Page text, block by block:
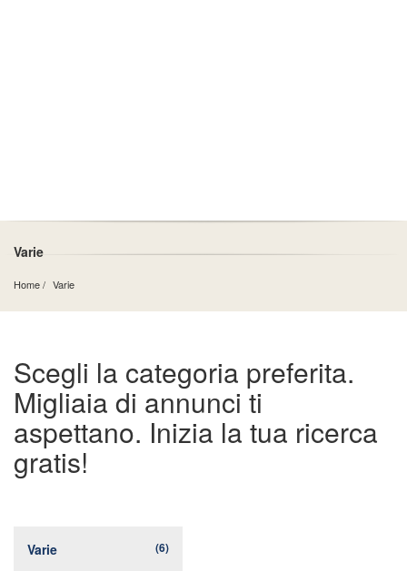
Varie
Home Varie
Scegli la categoria preferita.
Migliaia di annunci ti
aspettano. Inizia la tua ricerca
gratis!
Varie (6)